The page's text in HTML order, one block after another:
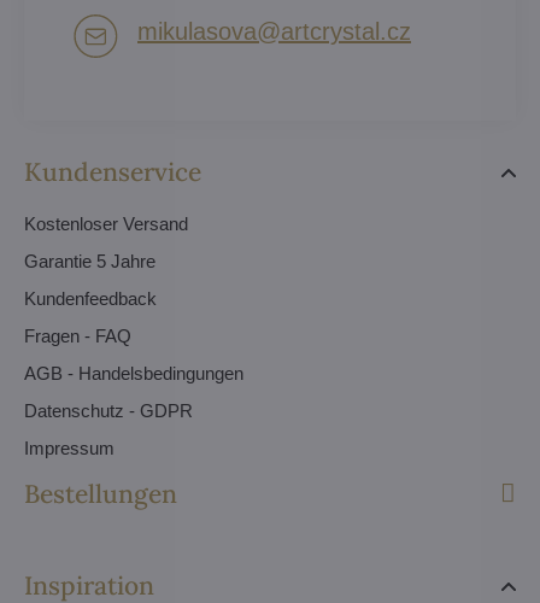
Kundenservice
Kostenloser Versand
Garantie 5 Jahre
Kundenfeedback
Fragen - FAQ
AGB - Handelsbedingungen
Datenschutz - GDPR
Impressum
Bestellungen
Inspiration
mikulasova​@artcrystal​.cz